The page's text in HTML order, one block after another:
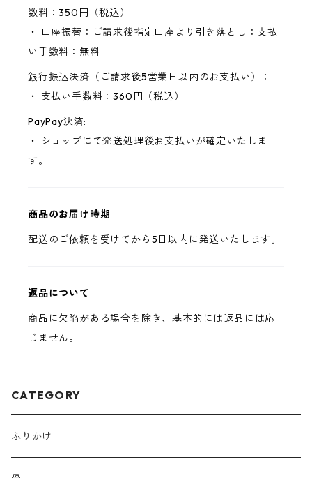
数料：350円（税込）
・ 口座振替：ご請求後指定口座より引き落とし：支払
い手数料：無料
銀行振込決済（ご請求後5営業日以内のお支払い）：
・ 支払い手数料：360円（税込）
PayPay決済:
・ ショップにて発送処理後お支払いが確定いたしま
す。
商品のお届け時期
配送のご依頼を受けてから5日以内に発送いたします。
返品について
商品に欠陥がある場合を除き、基本的には返品には応
じません。
CATEGORY
ふりかけ